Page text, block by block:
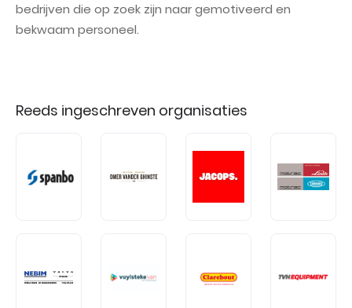
bedrijven die op zoek zijn naar gemotiveerd en
bekwaam personeel.
Reeds ingeschreven organisaties